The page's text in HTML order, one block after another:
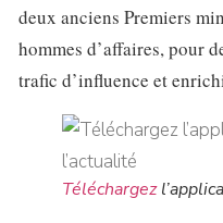
deux anciens Premiers
hommes d’affaires, pour
trafic d’influence et
Téléchargez